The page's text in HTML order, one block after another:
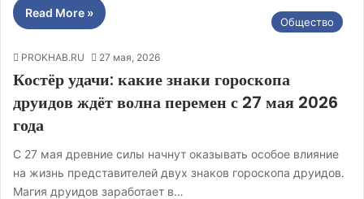
Read More »
Общество
PROKHAB.RU 27 мая, 2026
Костёр удачи: какие знаки гороскопа
друидов ждёт волна перемен с 27 мая 2026
года
С 27 мая древние силы начнут оказывать особое влияние
на жизнь представителей двух знаков гороскопа друидов.
Магия друидов заработает в…